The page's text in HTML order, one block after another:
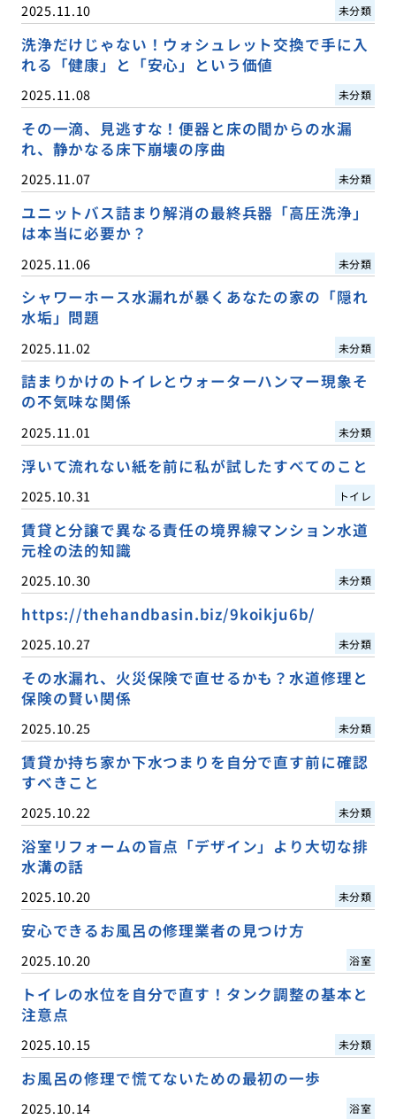
2025.11.10 未分類
洗浄だけじゃない！ウォシュレット交換で手に入
れる「健康」と「安心」という価値
2025.11.08 未分類
その一滴、見逃すな！便器と床の間からの水漏
れ、静かなる床下崩壊の序曲
2025.11.07 未分類
ユニットバス詰まり解消の最終兵器「高圧洗浄」
は本当に必要か？
2025.11.06 未分類
シャワーホース水漏れが暴くあなたの家の「隠れ
水垢」問題
2025.11.02 未分類
詰まりかけのトイレとウォーターハンマー現象そ
の不気味な関係
2025.11.01 未分類
浮いて流れない紙を前に私が試したすべてのこと
2025.10.31 トイレ
賃貸と分譲で異なる責任の境界線マンション水道
元栓の法的知識
2025.10.30 未分類
https://thehandbasin.biz/9koikju6b/
2025.10.27 未分類
その水漏れ、火災保険で直せるかも？水道修理と
保険の賢い関係
2025.10.25 未分類
賃貸か持ち家か下水つまりを自分で直す前に確認
すべきこと
2025.10.22 未分類
浴室リフォームの盲点「デザイン」より大切な排
水溝の話
2025.10.20 未分類
安心できるお風呂の修理業者の見つけ方
2025.10.20 浴室
トイレの水位を自分で直す！タンク調整の基本と
注意点
2025.10.15 未分類
お風呂の修理で慌てないための最初の一歩
2025.10.14 浴室